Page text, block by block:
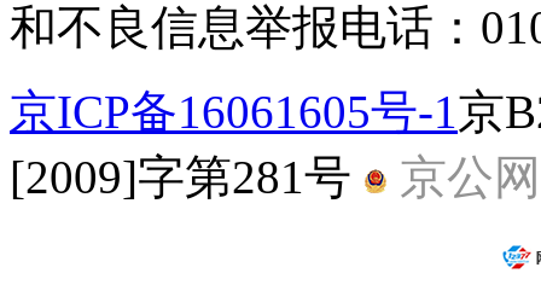
和不良信息举报电话：
京ICP备16061605号-1京
[2009]字第281号
京公